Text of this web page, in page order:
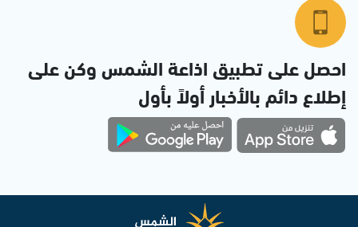
احصل على تطبيق اذاعة الشمس وكن على
إطلاع دائم بالأخبار أولاً بأول